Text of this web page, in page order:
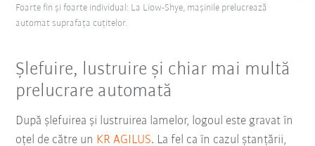
Foarte fin și foarte individual: La Liow-Shye, mașinile prelucrează
automat suprafața cuțitelor.
Șlefuire, lustruire și chiar mai multă
prelucrare automată
După șlefuirea și lustruirea lamelor, logoul este gravat în
oțel de către un KR AGILUS. La fel ca în cazul ștanțării,